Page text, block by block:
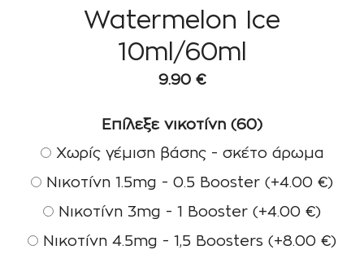
Watermelon Ice
10ml/60ml
9.90 €
Επίλεξε νικοτίνη (60)
Χωρίς γέμιση βάσης - σκέτο άρωμα
Νικοτίνη 1.5mg - 0.5 Booster (+4.00 €)
Νικοτίνη 3mg - 1 Booster (+4.00 €)
Νικοτίνη 4.5mg - 1,5 Boosters (+8.00 €)